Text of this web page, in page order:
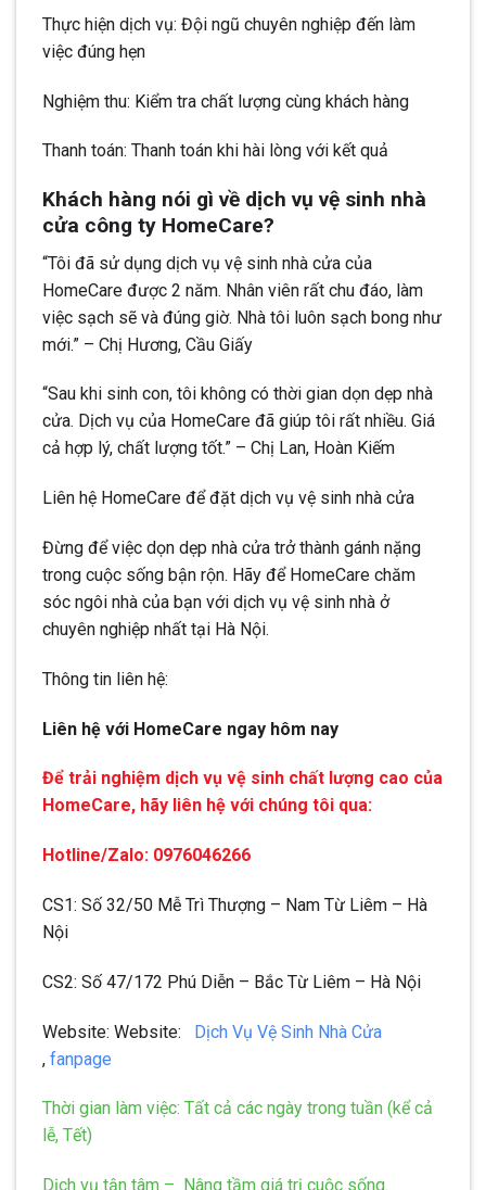
Thực hiện dịch vụ: Đội ngũ chuyên nghiệp đến làm
việc đúng hẹn
Nghiệm thu: Kiểm tra chất lượng cùng khách hàng
Thanh toán: Thanh toán khi hài lòng với kết quả
Khách hàng nói gì về dịch vụ vệ sinh nhà
cửa công ty HomeCare?
“Tôi đã sử dụng dịch vụ vệ sinh nhà cửa của
HomeCare được 2 năm. Nhân viên rất chu đáo, làm
việc sạch sẽ và đúng giờ. Nhà tôi luôn sạch bong như
mới.” – Chị Hương, Cầu Giấy
“Sau khi sinh con, tôi không có thời gian dọn dẹp nhà
cửa. Dịch vụ của HomeCare đã giúp tôi rất nhiều. Giá
cả hợp lý, chất lượng tốt.” – Chị Lan, Hoàn Kiếm
Liên hệ HomeCare để đặt dịch vụ vệ sinh nhà cửa
Đừng để việc dọn dẹp nhà cửa trở thành gánh nặng
trong cuộc sống bận rộn. Hãy để HomeCare chăm
sóc ngôi nhà của bạn với dịch vụ vệ sinh nhà ở
chuyên nghiệp nhất tại Hà Nội.
Thông tin liên hệ:
Liên hệ với HomeCare ngay hôm nay
Để trải nghiệm dịch vụ vệ sinh chất lượng cao của
HomeCare, hãy liên hệ với chúng tôi qua:
Hotline/Zalo: 0976046266
CS1: Số 32/50 Mễ Trì Thượng – Nam Từ Liêm – Hà
Nội
CS2: Số 47/172 Phú Diễn – Bắc Từ Liêm – Hà Nội
Website: Website:
Dịch Vụ Vệ Sinh Nhà Cửa
, fanpage
Thời gian làm việc: Tất cả các ngày trong tuần (kể cả
lễ, Tết)
Dịch vụ tận tâm – Nâng tầm giá trị cuộc sống.